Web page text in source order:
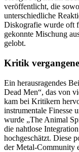
veröffentlicht, die
unterschiedliche
Diskografie wurde oft
gekonnte Mischung
gelobt.
Kritik
Ein herausragendes
Dead Men“, das von
kam bei Kritikern
instrumentale Finesse
wurde „The Animal
die nahtlose
hochgeschätzt. Diese
der Metal-Community